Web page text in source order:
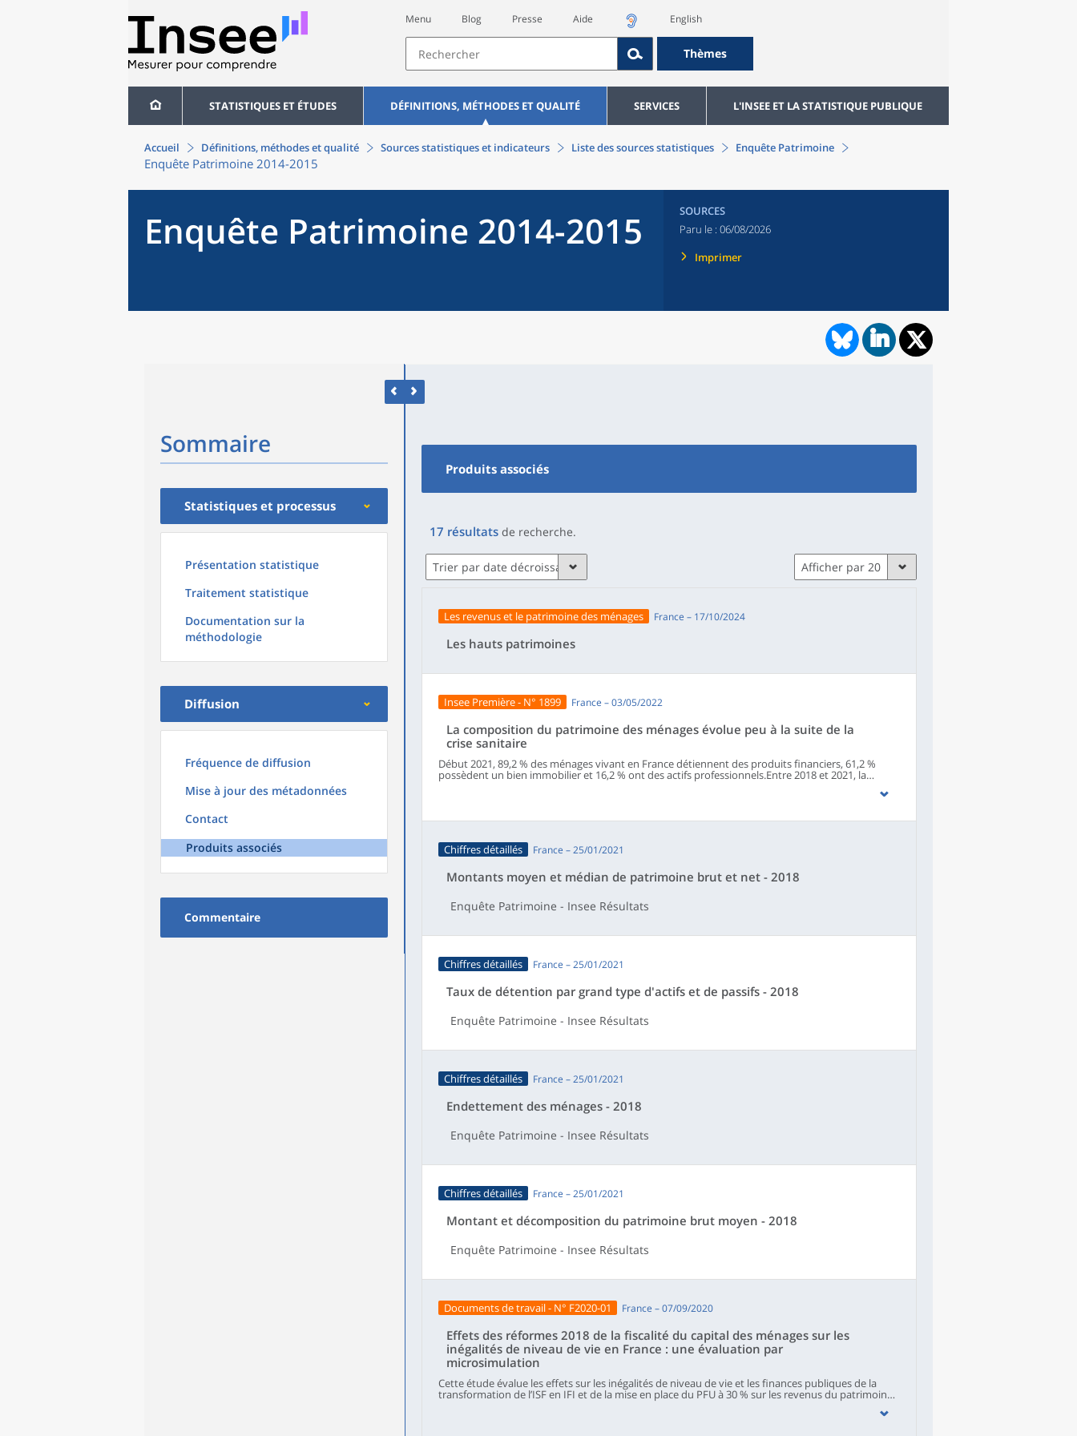
Menu Blog Presse Aide English
Thèmes
STATISTIQUES ET ÉTUDES DÉFINITIONS, MÉTHODES ET QUALITÉ SERVICES L'INSEE ET LA STATISTIQUE PUBLIQUE
Accueil Définitions, méthodes et qualité Sources statistiques et indicateurs Liste des sources statistiques Enquête Patrimoine
Enquête Patrimoine 2014-2015
Enquête Patrimoine 2014-2015
SOURCES
Paru le : 06/08/2026
Imprimer
Sommaire
Statistiques et processus
Présentation statistique
Traitement statistique
Documentation sur la
méthodologie
Diffusion
Fréquence de diffusion
Mise à jour des métadonnées
Contact
Produits associés
Commentaire
Produits associés
17 résultatsde recherche.
Trier par date décroissante Afficher par 20
Les revenus et le patrimoine des ménages France – 17/10/2024
Les hauts patrimoines
Insee Première - N° 1899 France – 03/05/2022
La composition du patrimoine des ménages évolue peu à la suite de la
crise sanitaire
Début 2021, 89,2 % des ménages vivant en France détiennent des produits financiers, 61,2 %
possèdent un bien immobilier et 16,2 % ont des actifs professionnels.Entre 2018 et 2021, la
détention des principales composantes du patrimoine reste quasi stable. Alors que la crise
économique et sanitaire liée à la pandémie de Covid-19 a conduit à un surplus d’épargne en 2020
recompositions du patrimoine s’observent néanmoins sur la période : la détention de livret A se
d’épargne retraite progresse tandis que l’épargne logement recule.
Chiffres détaillés France – 25/01/2021
Montants moyen et médian de patrimoine brut et net - 2018
Enquête Patrimoine - Insee Résultats
Chiffres détaillés France – 25/01/2021
Taux de détention par grand type d'actifs et de passifs - 2018
Enquête Patrimoine - Insee Résultats
Chiffres détaillés France – 25/01/2021
Endettement des ménages - 2018
Enquête Patrimoine - Insee Résultats
Chiffres détaillés France – 25/01/2021
Montant et décomposition du patrimoine brut moyen - 2018
Enquête Patrimoine - Insee Résultats
Documents de travail - N° F2020-01 France – 07/09/2020
Effets des réformes 2018 de la fiscalité du capital des ménages sur les
inégalités de niveau de vie en France : une évaluation par
microsimulation
Cette étude évalue les effets sur les inégalités de niveau de vie et les finances publiques de la
transformation de l’ISF en IFI et de la mise en place du PFU à 30 % sur les revenus du patrimoine
en France en 2018. Pour cela, nous mobilisons le modèle de microsimulation Ines et l’ERFS, que
nous complétons en imputant le patrimoine détenu par chaque ménage à partir de l’enquête